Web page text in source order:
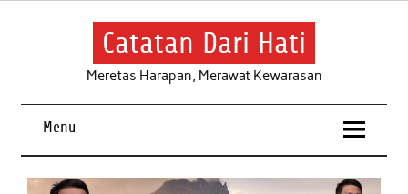
Skip
Catatan Dari Hati
Meretas Harapan, Merawat Kewarasan
Menu